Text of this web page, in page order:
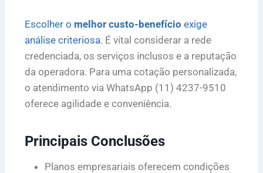
Escolher o melhor custo-benefício exige
análise criteriosa. É vital considerar a rede
credenciada, os serviços inclusos e a reputação
da operadora. Para uma cotação personalizada,
o atendimento via WhatsApp (11) 4237-9510
oferece agilidade e conveniência.
Principais Conclusões
Planos empresariais oferecem condições